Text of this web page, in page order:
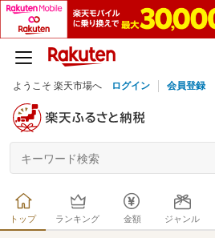
ようこそ 楽天市場へ ログイン 会員登録
トップ ランキング 金額 ジャンル